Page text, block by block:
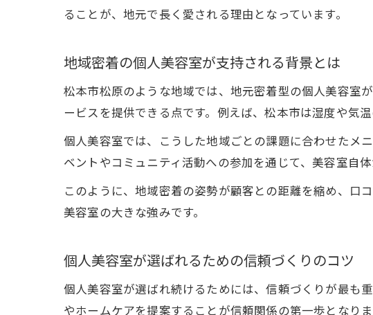
地
個
個
ることが、地元で長く愛される理由となっています。
地域密着の個人美容室が支持される背景とは
松本市松原のような地域では、地元密着型の個人美容室
ービスを提供できる点です。例えば、松本市は湿度や気
個人美容室では、こうした地域ごとの課題に合わせたメ
ベントやコミュニティ活動への参加を通じて、美容室自
このように、地域密着の姿勢が顧客との距離を縮め、口
美容室の大きな強みです。
個人美容室が選ばれるための信頼づくりのコツ
個人美容室が選ばれ続けるためには、信頼づくりが最も
やホームケアを提案することが信頼関係の第一歩となりま